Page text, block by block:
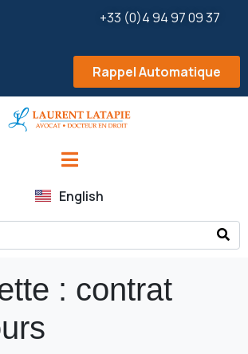
+33 (0)4 94 97 09 37
Rappel Automatique
English
: contrat